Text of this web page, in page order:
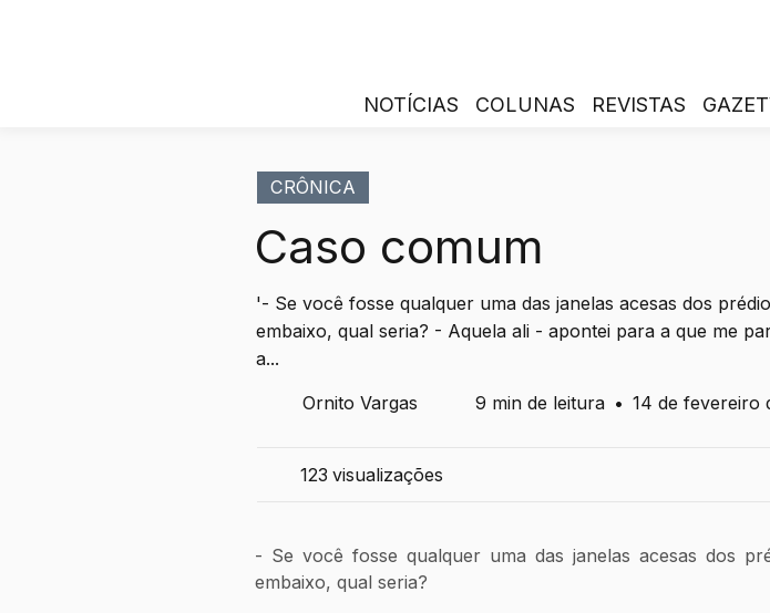
NOTÍCIAS COLUNAS REVISTAS
CRÔNICA
Caso comum
'- Se você fosse qualquer uma das janelas acesas dos
embaixo, qual seria? - Aquela ali - apontei para a que me
a...
Ornito Vargas
9 min de leitura • 14 de fevereiro
123 visualizações
- Se você fosse qualquer uma das janelas acesas dos
embaixo, qual seria?